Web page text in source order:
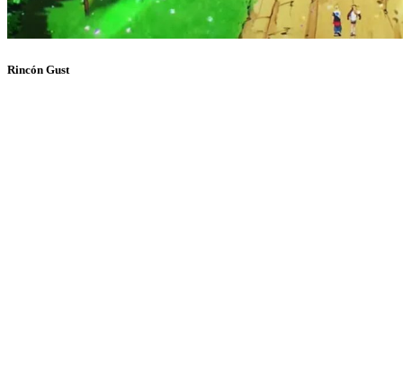
Rincón Gust